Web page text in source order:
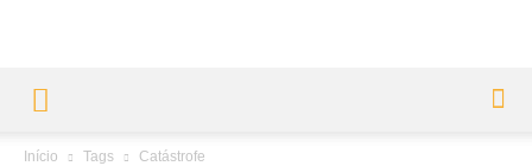
Início Tags Catástrofe